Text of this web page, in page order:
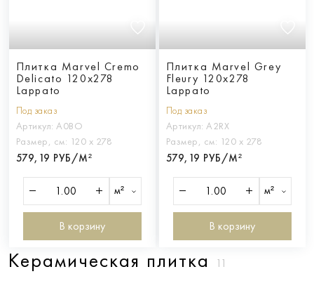
Плитка Marvel Cremo
Delicato 120x278
Lappato
Под заказ
Артикул: A0BO
Размер, см: 120 х 278
579,19 РУБ/М²
м²
В корзину
Плитка Marvel Grey
Fleury 120x278
Lappato
Под заказ
Артикул: A2RX
Размер, см: 120 х 278
579,19 РУБ/М²
м²
В корзину
Керамическая плитка 11